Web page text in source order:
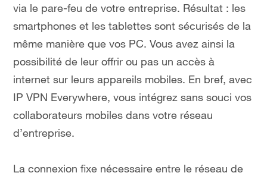
via le pare-feu de votre entreprise. Résultat : les
smartphones et les tablettes sont sécurisés de la
même manière que vos PC. Vous avez ainsi la
possibilité de leur offrir ou pas un accès à
internet sur leurs appareils mobiles. En bref, avec
IP VPN Everywhere, vous intégrez sans souci vos
collaborateurs mobiles dans votre réseau
d’entreprise.
La connexion fixe nécessaire entre le réseau de